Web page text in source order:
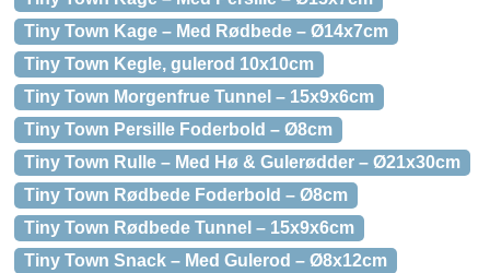
Tiny Town Kage – Med Rødbede – Ø14x7cm
Tiny Town Kegle, gulerod 10x10cm
Tiny Town Morgenfrue Tunnel – 15x9x6cm
Tiny Town Persille Foderbold – Ø8cm
Tiny Town Rulle – Med Hø & Gulerødder – Ø21x30cm
Tiny Town Rødbede Foderbold – Ø8cm
Tiny Town Rødbede Tunnel – 15x9x6cm
Tiny Town Snack – Med Gulerod – Ø8x12cm